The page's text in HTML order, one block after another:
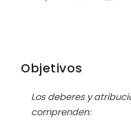
Objetivos
Los deberes y
comprenden: